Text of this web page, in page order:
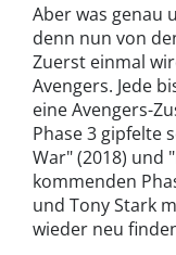
Aber was genau
denn nun von
Zuerst einmal
Avengers. Jede
eine Avengers-
Phase 3 gipfelte
War" (2018) und
kommenden
und Tony Stark
wieder neu